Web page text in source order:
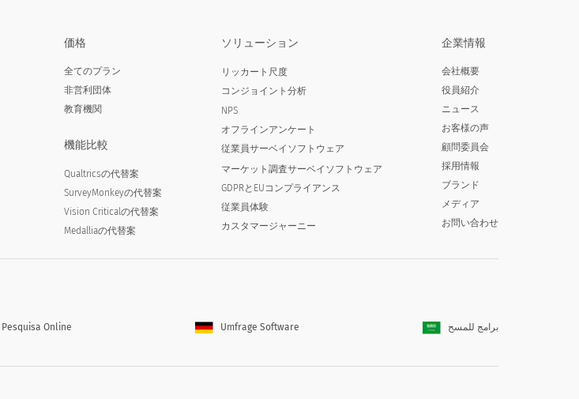
価格
全てのプラン
非営利団体
教育機関
機能比較
Qualtricsの代替案
SurveyMonkeyの代替案
Vision Criticalの代替案
Medalliaの代替案
ソリューション
リッカート尺度
コンジョイント分析
NPS
オフラインアンケート
従業員サーベイソフトウェア
マーケット調査サーベイソフトウェア
GDPRとEUコンプライアンス
従業員体験
カスタマージャーニー
企業情報
会社概要
役員紹介
ニュース
お客様の声
顧問委員会
採用情報
ブランド
メディア
お問い合わせ
Pesquisa Online Umfrage Software برامج للمسح